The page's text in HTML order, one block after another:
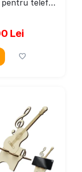
pentru telefon
PD05,
din lemn
Lei